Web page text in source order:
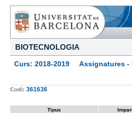
BIOTECNOLOGIA
Curs: 2018-2019 Assignatures -
Codi: 361636
Tipus